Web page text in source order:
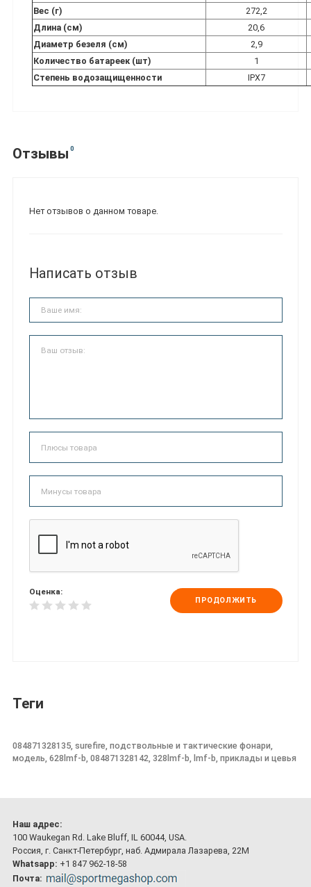
Вес (г)
272,2
Длина (см)
20,6
Диаметр безеля (см)
2,9
Количество батареек (шт)
1
Степень водозащищенности
IPX7
Отзывы 0
Нет отзывов о данном товаре.
Написать отзыв
Оценка:
ПРОДОЛЖИТЬ
Теги
084871328135, surefire, подствольные и тактические фонари,
модель, 628lmf-b, 084871328142, 328lmf-b, lmf-b, приклады и цевья
Наш адрес:
100 Waukegan Rd. Lake Bluff, IL 60044, USA.
Россия, г. Санкт-Петербург, наб. Адмирала Лазарева, 22М
Whatsapp: +1 847 962-18-58
Почта: